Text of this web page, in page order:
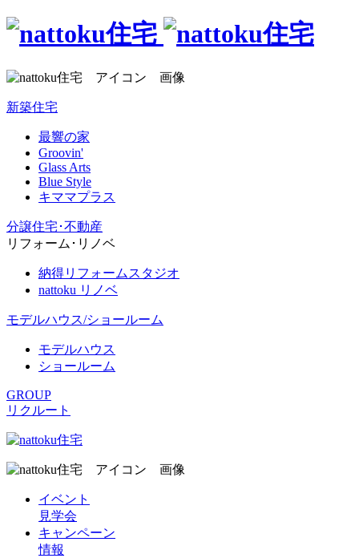
新築住宅
最響の家
Groovin'
Glass Arts
Blue Style
キママプラス
分譲住宅･不動産
リフォーム･リノベ
納得リフォームスタジオ
nattoku リノベ
モデルハウス/ショールーム
モデルハウス
ショールーム
GROUP
リクルート
イベント
見学会
キャンペーン
情報